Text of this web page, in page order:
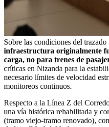
Sobre las condiciones del
infraestructura originalmente
carga, no para trenes de
críticas en Nizanda para la
necesario límites de velocidad
monitoreos continuos.
Respecto a la Línea Z del
una vía histórica rehabilitada y
(tramo viejo-tramo renovado), con